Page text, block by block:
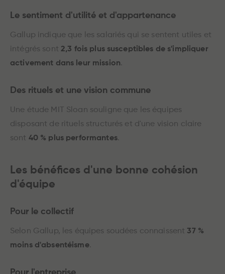
Le sentiment d'utilité et d'appartenance
Gallup indique que les salariés qui se sentent utiles et
intégrés sont 2,3 fois plus susceptibles de s'impliquer
activement dans leur mission.
Des rituels et une vision commune
Une étude MIT Sloan souligne que les équipes
disposant de rituels structurés et d'une vision claire
sont 40 % plus performantes.
Les bénéfices d'une bonne cohésion
d'équipe
Pour le collectif
Selon Gallup, les équipes soudées connaissent 37 %
moins d'absentéisme.